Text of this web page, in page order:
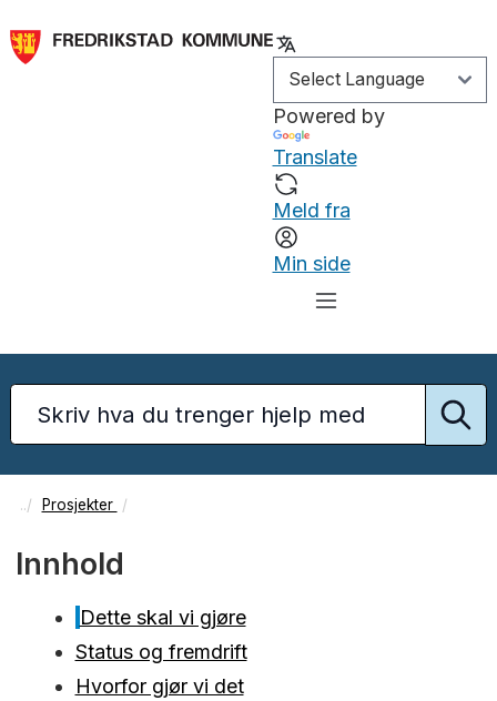
Powered by
Translate
Meld fra
Min side
Prosjekter
Innhold
Dette skal vi gjøre
Status og fremdrift
Hvorfor gjør vi det